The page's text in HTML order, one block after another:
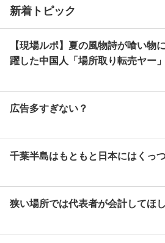
新着トピック
【現場ルポ】夏の風物詩が喰い
躍した中国人「場所取り転売ヤー
広告多すぎない？
千葉半島はもともと日本にはくっ
狭い場所では代表者が会計してほ